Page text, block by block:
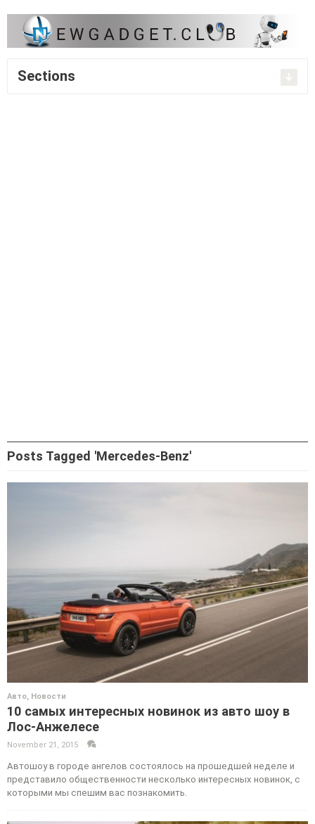
Sections
Posts Tagged 'Mercedes-Benz'
Авто, Новости
10 самых интересных новинок из авто шоу в
Лос-Анжелесе
November 21, 2015
Автошоу в городе ангелов состоялось на прошедшей неделе и
представило общественности несколько интересных новинок, с
которыми мы спешим вас познакомить.